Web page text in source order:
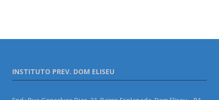
INSTITUTO PREV. DOM ELISEU